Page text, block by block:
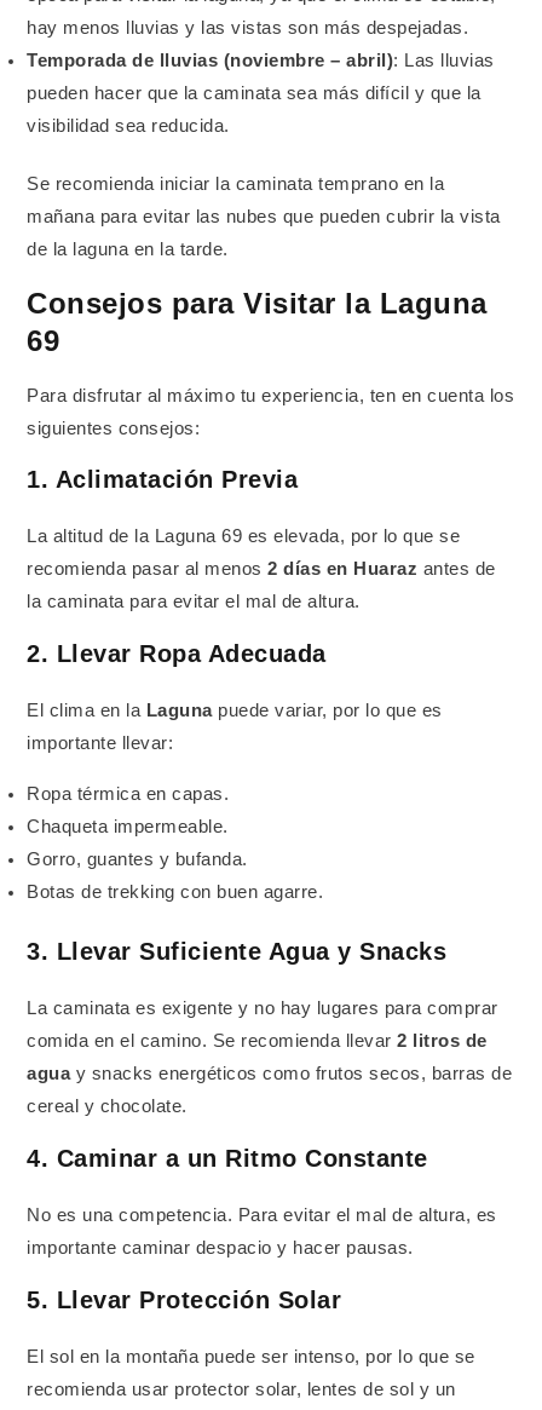
hay menos lluvias y las vistas son más despejadas.
Temporada de lluvias (noviembre – abril): Las lluvias
pueden hacer que la caminata sea más difícil y que la
visibilidad sea reducida.
Se recomienda iniciar la caminata temprano en la
mañana para evitar las nubes que pueden cubrir la vista
de la laguna en la tarde.
Consejos para Visitar la Laguna
69
Para disfrutar al máximo tu experiencia, ten en cuenta los
siguientes consejos:
1. Aclimatación Previa
La altitud de la Laguna 69 es elevada, por lo que se
recomienda pasar al menos2 días en Huaraz antes de
la caminata para evitar el mal de altura.
2. Llevar Ropa Adecuada
El clima en la Lagunapuede variar, por lo que es
importante llevar:
Ropa térmica en capas.
Chaqueta impermeable.
Gorro, guantes y bufanda.
Botas de trekking con buen agarre.
3. Llevar Suficiente Agua y Snacks
La caminata es exigente y no hay lugares para comprar
comida en el camino. Se recomienda llevar2 litros de
aguay snacks energéticos como frutos secos, barras de
cereal y chocolate.
4. Caminar a un Ritmo Constante
No es una competencia. Para evitar el mal de altura, es
importante caminar despacio y hacer pausas.
5. Llevar Protección Solar
El sol en la montaña puede ser intenso, por lo que se
recomienda usar protector solar, lentes de sol y un